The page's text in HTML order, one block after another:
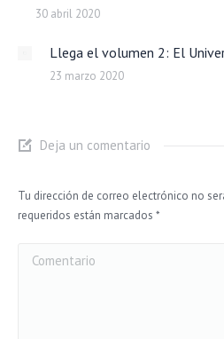
30 abril 2020
Llega el volumen 2: El
23 marzo 2020
Deja un comentario
Tu dirección de correo electrónico no
requeridos están marcados *